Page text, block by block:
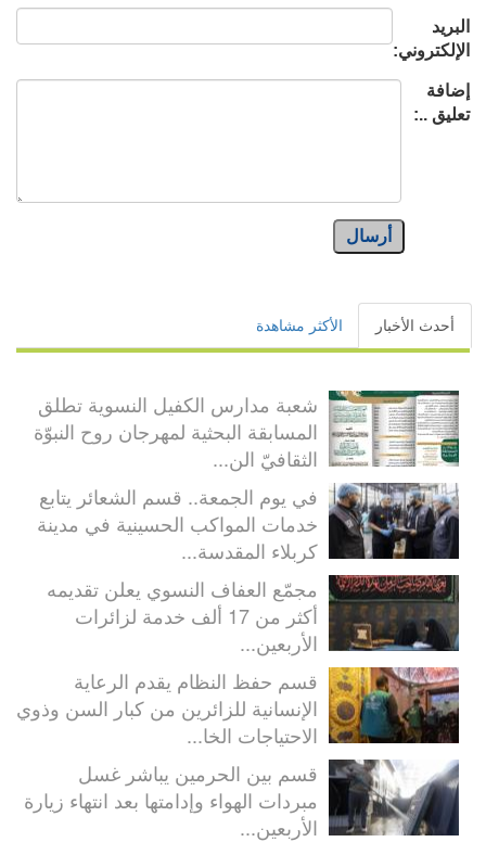
البريد
الإلكتروني:
إضافة
تعليق ..:
أرسال
أحدث الأخبار الأكثر مشاهدة
شعبة مدارس الكفيل النسوية تطلق
المسابقة البحثية لمهرجان روح النبوّة
الثقافيّ الن...
في يوم الجمعة.. قسم الشعائر يتابع
خدمات المواكب الحسينية في مدينة
كربلاء المقدسة...
مجمّع العفاف النسوي يعلن تقديمه
أكثر من 17 ألف خدمة لزائرات
الأربعين...
قسم حفظ النظام يقدم الرعاية
الإنسانية للزائرين من كبار السن وذوي
الاحتياجات الخا...
قسم بين الحرمين يباشر غسل
مبردات الهواء وإدامتها بعد انتهاء زيارة
الأربعين...